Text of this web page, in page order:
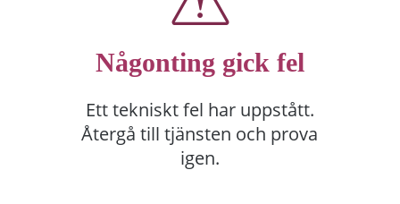
Någonting gick fel
Ett tekniskt fel har uppstått.
Återgå till tjänsten och prova
igen.